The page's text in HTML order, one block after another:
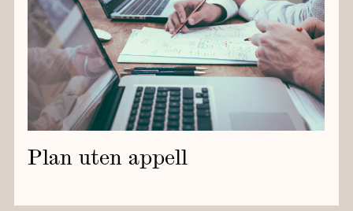
Plan uten appell